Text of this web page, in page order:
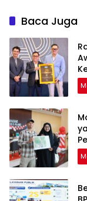
NTTBaca Juga